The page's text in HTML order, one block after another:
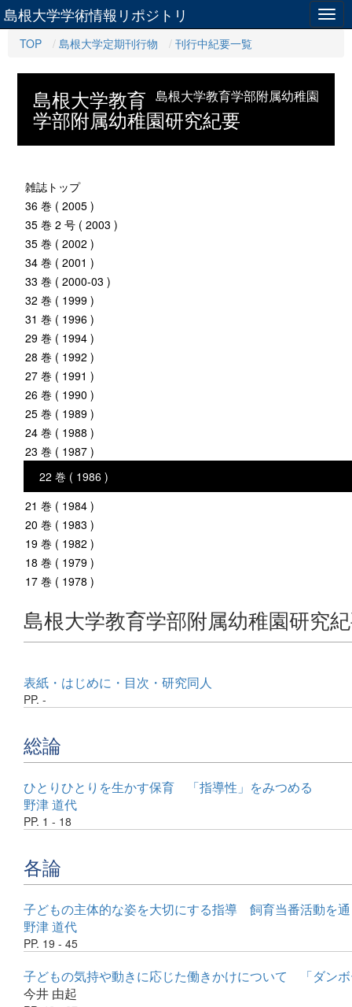
島根大学学術情報リポジトリ
TOP 島根大学定期刊行物 刊行中紀要一覧
島根大学教育学部附属幼稚園
島根大学教育
学部附属幼稚園研究紀要
雑誌トップ
36 巻 ( 2005 )
35 巻 2 号 ( 2003 )
35 巻 ( 2002 )
34 巻 ( 2001 )
33 巻 ( 2000-03 )
32 巻 ( 1999 )
31 巻 ( 1996 )
29 巻 ( 1994 )
28 巻 ( 1992 )
27 巻 ( 1991 )
26 巻 ( 1990 )
25 巻 ( 1989 )
24 巻 ( 1988 )
23 巻 ( 1987 )
22 巻 ( 1986 )
21 巻 ( 1984 )
20 巻 ( 1983 )
19 巻 ( 1982 )
18 巻 ( 1979 )
17 巻 ( 1978 )
島根大学教育学部附属幼稚園研究
表紙・はじめに・目次・研究同人
PP. -
総論
ひとりひとりを生かす保育 「指導性」をみつめる
野津 道代
PP. 1 - 18
各論
子どもの主体的な姿を大切にする指導 飼育当番活動を
野津 道代
PP. 19 - 45
子どもの気持や動きに応じた働きかけについて 「ダン
今井 由起